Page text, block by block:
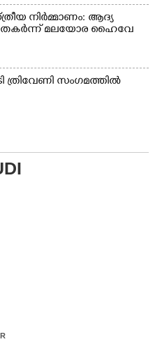
നിർമ്മാണം: ആദ്യ
തകർന്ന് മലയോര ഹൈവേ
ത്രിവേണി സംഗമത്തിൽ